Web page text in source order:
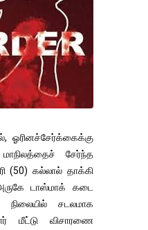
ஓரினச்சேர்க்கைக்கு
சேர்ந்த
(50) கல்லால் தாக்கி
டாஸ்மாக் கடை
நிலையில் சடலமாக
மீட்டு விசாரணை